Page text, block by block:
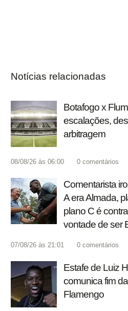
Notícias relacionadas
Botafogo x
escalações,
arbitragem
08/08/26 às 06:00 0 comentários
Comentarista
A era Almada,
plano C é
vontade de ser
07/08/26 às 21:01 0 comentários
Estafe de Luiz
comunica fim
Flamengo